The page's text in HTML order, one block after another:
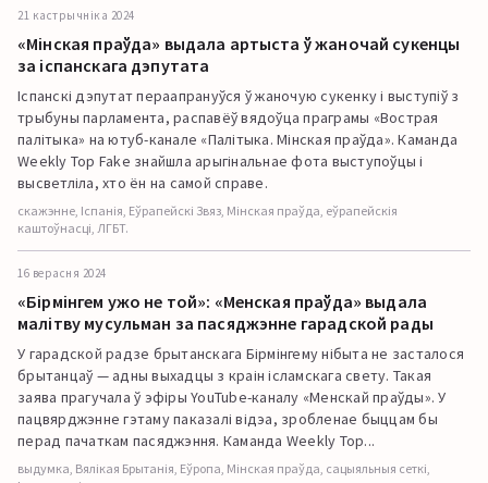
21 кастрычніка 2024
«Мінская праўда» выдала артыста ў жаночай сукенцы
за іспанскага дэпутата
Іспанскі дэпутат пераапрануўся ў жаночую сукенку і выступіў з
трыбуны парламента, распавёў вядоўца праграмы «Вострая
палітыка» на ютуб-канале «Палітыка. Мінская праўда». Каманда
Weekly Top Fake знайшла арыгінальнае фота выступоўцы і
высветліла, хто ён на самой справе.
скажэнне, Іспанія, Еўрапейскі Звяз, Мінская праўда, еўрапейскія
каштоўнасці, ЛГБТ.
16 верасня 2024
«Бірмінгем ужо не той»: «Менская праўда» выдала
малітву мусульман за пасяджэнне гарадской рады
У гарадской радзе брытанскага Бірмінгему нібыта не засталося
брытанцаў — адны выхадцы з краін ісламскага свету. Такая
заява прагучала ў эфіры YouTube-каналу «Менскай праўды». У
пацвярджэнне гэтаму паказалі відэа, зробленае быццам бы
перад пачаткам пасяджэння. Каманда Weekly Top...
выдумка, Вялікая Брытанія, Еўропа, Мінская праўда, сацыяльныя сеткі,